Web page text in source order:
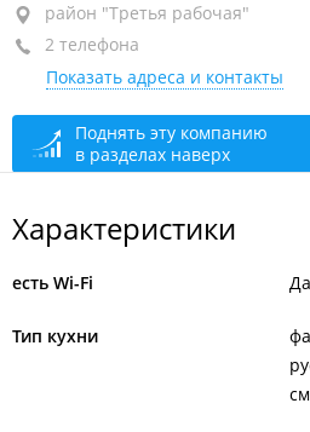
район "Третья рабочая", ул.
БЦ "Seven", 1-й этаж
+7 914 733-47-01
+7 914 966-79-09
сегодня закрыто
район "Третья рабочая"
2 телефона
Показать адреса и контакты
Поднять эту компанию
в разделах наверх
Характеристики
есть Wi-Fi Да
Тип кухни